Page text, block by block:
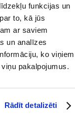
funkcijas un
to, kā jūs
ar saviem
un analīzes
ko viņiem
pakalpojumus.
Rādīt detalizēti
ar
6. Vienmēr
svars